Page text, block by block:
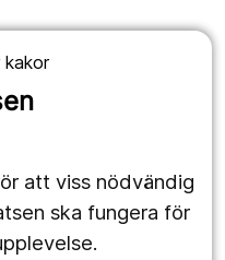
kakor
att viss nödvändig
ska fungera för